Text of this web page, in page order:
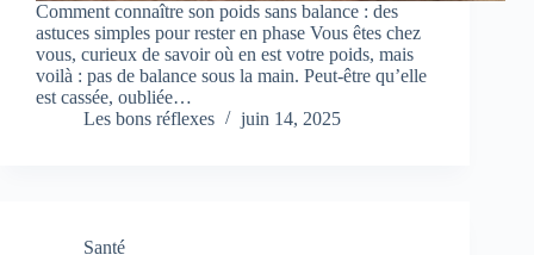
Comment connaître son poids sans balance : des
astuces simples pour rester en phase Vous êtes chez
vous, curieux de savoir où en est votre poids, mais
voilà : pas de balance sous la main. Peut-être qu’elle
est cassée, oubliée…
Les bons réflexes
juin 14, 2025
Santé